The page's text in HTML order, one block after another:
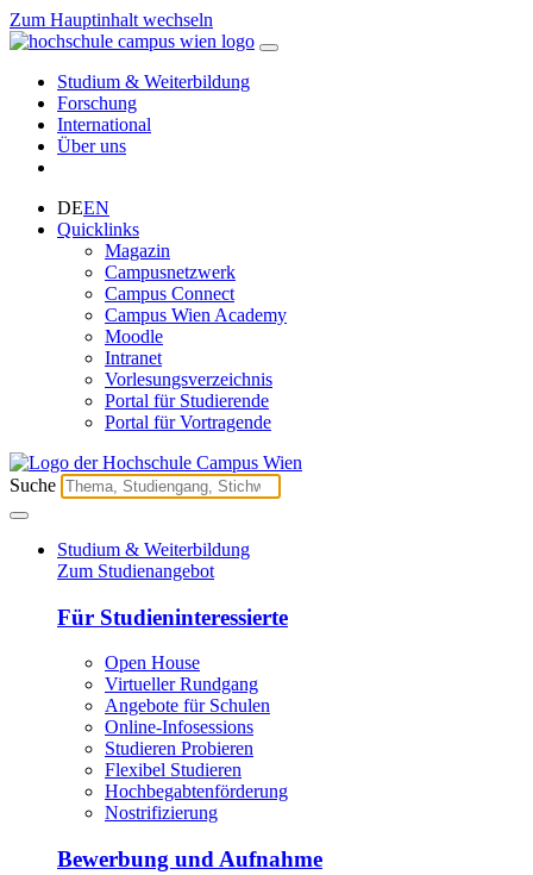
Zum Hauptinhalt wechseln
Studium & Weiterbildung
Forschung
International
Über uns
DEEN
Quicklinks
Magazin
Campusnetzwerk
Campus Connect
Campus Wien Academy
Moodle
Intranet
Vorlesungsverzeichnis
Portal für Studierende
Portal für Vortragende
Suche
Studium & Weiterbildung
Zum Studienangebot
Für Studieninteressierte
Open House
Virtueller Rundgang
Angebote für Schulen
Online-Infosessions
Studieren Probieren
Flexibel Studieren
Hochbegabtenförderung
Nostrifizierung
Bewerbung und Aufnahme